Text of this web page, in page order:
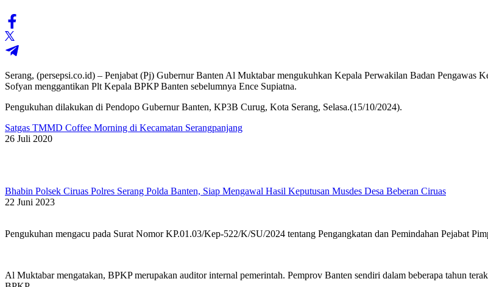
Serang, (persepsi.co.id) – Penjabat (Pj) Gubernur Banten Al Muktabar mengukuhkan Kepala Perwakilan Badan Pengawas
Sofyan menggantikan Plt Kepala BPKP Banten sebelumnya Ence Supiatna.
Pengukuhan dilakukan di Pendopo Gubernur Banten, KP3B Curug, Kota Serang, Selasa.(15/10/2024).
Satgas TMMD Coffee Morning di Kecamatan Serangpanjang
26 Juli 2020
Bhabin Polsek Ciruas Polres Serang Polda Banten, Siap Mengawal Hasil Keputusan Musdes Desa Beberan Ciruas
22 Juni 2023
Pengukuhan mengacu pada Surat Nomor KP.01.03/Kep-522/K/SU/2024 tentang Pengangkatan dan Pemindahan Pejabat
Al Muktabar mengatakan, BPKP merupakan auditor internal pemerintah. Pemprov Banten sendiri dalam beberapa tahun